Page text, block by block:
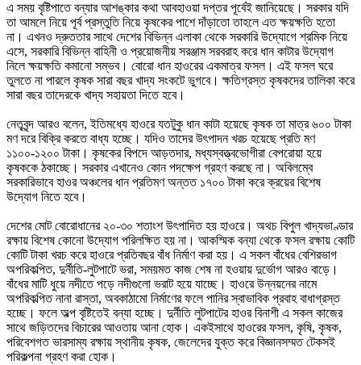
এ সময় বৃষ্টিপাতে বন্যার আশঙ্কার কথা আবহাওয়া দপ্তর পূর্বেই জানিয়েছে। সরকার যদি
তা আমলে নিয়ে পূর্ব প্রস্তুতি নিয়ে কৃষকের পাশে দাঁড়াতো তাহলে এত ক্ষয়ক্ষতি হতো
না। এখনও দ্রুততার সাথে দেশের বিভিন্ন এলাকা থেকে সরকারি উদ্যোগে শ্রমিক নিয়ে
এসে, সরকারি বিভিন্ন বাহিনী ও প্রয়োজনীয় সরঞ্জাম সরবরাহ করে ধান কাটার উদ্যোগ
নিলে ক্ষয়ক্ষতি কমানো সম্ভব। বোরো ধান হাওরের একমাত্র ফসল। এই ফসল ঘরে
তুলতে না পারলে কৃষক সারা বছর খাদ্য সংকটে ভুগবে। ক্ষতিগ্রস্ত কৃষকদের তালিকা করে
সারা বছর তাদেরকে খাদ্য সহায়তা দিতে হবে।
নেতৃবৃন্দ আরও বলেন, ইতিমধ্যে হাওরে যতটুকু ধান কাটা হয়েছে কৃষক তা মাত্র ৬০০ টাকা
মণ দরে বিক্রি করতে বাধ্য হচ্ছে। যদিও তাদের উৎপাদন খরচ হয়েছে প্রতি মণ
১১০০-১২০০ টাকা। কৃষকের বিপদে আড়তদার, মধ্যস্বত্ত্বভোগীরা বেপরোয়া হয়ে
কৃষককে ঠকাচ্ছে। সরকার এখানেও কোন পদক্ষেপ গ্রহণ করছে না। অবিলম্বে
সরকারিভাবে হাওর অঞ্চলের ধান প্রতিমণ অন্তত ১৭০০ টাকা করে ক্রয়ের বিশেষ
উদ্যোগ নিতে হবে।
দেশের মোট বোরোধানের ২০-৩০ শতাংশ উৎপাদিত হয় হাওরে। অথচ বিপুল খাদ্যভাণ্ডার
রক্ষায় বিশেষ কোনো উদ্যোগ পরিলক্ষিত হয় না। আকস্মিক বন্যা থেকে ফসল রক্ষায় কোটি
কোটি টাকা খরচ করে হাওরে প্রতিবছর বাঁধ নির্মাণ করা হয়। এ সকল বাঁধের বেশিরভাগ
অপরিকল্পিত, দুর্নীতি-লুটপাটে ভরা, সময়মত কাজ শেষ না হওয়ায় দুর্ভোগ আরও বাড়ে।
বাঁধের মাটি ধুয়ে নদীতে পড়ে নদীগুলো ভরাট হয়ে যাচ্ছে। হাওরে উন্নয়নের নামে
অপরিকল্পিত নানা রাস্তা, অবকাঠামো নির্মাণের ফলে পানির স্বাভাবিক প্রবাহ বাধাগ্রস্ত
হচ্ছে। ফলে অল্প বৃষ্টিতেই বন্যা হচ্ছে। দুর্নীতি লুটপাটের হাওর বিনাশী এ সকল কাজের
সাথে জড়িতদের বিচারের আওতায় আনা হোক। একইসাথে হাওরের ফসল, কৃষি, কৃষক,
পরিবেশগত ভারসাম্য রক্ষায় স্থানীয় কৃষক, জেলেদের যুক্ত করে বিজ্ঞানসম্মত টেকসই
পরিকল্পনা গ্রহণ করা হোক।